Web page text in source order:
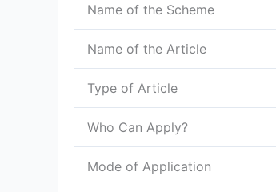
Name of the Scheme
Name of the Article
Type of Article
Who Can Apply?
Mode of Application